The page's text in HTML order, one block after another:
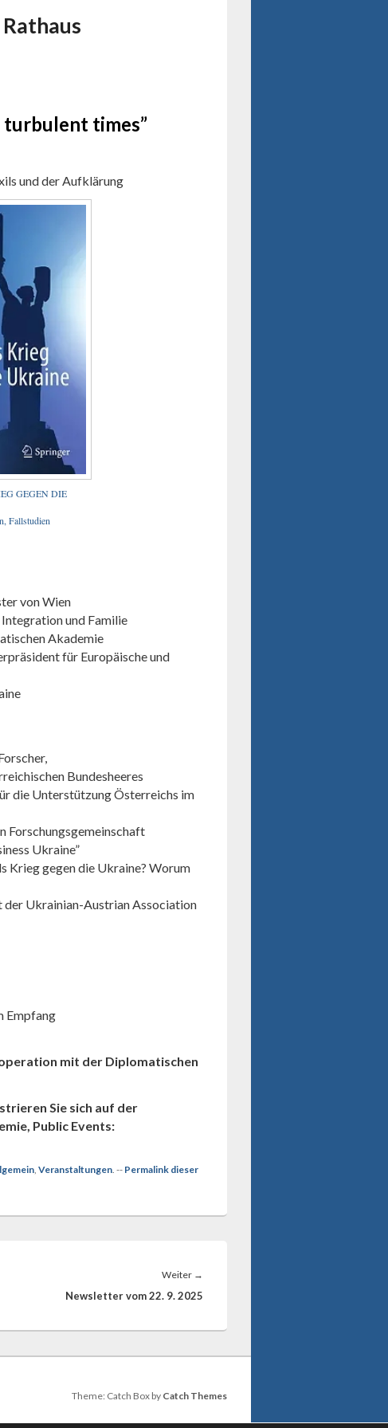
times”
und der Aufklärung
GEGEN DIE
Fallstudien
von Wien
und Familie
Akademie
für Europäische und
Bundesheeres
die Unterstützung Österreichs im
Forschungsgemeinschaft
Ukraine”
Krieg gegen die Ukraine? Worum
der Ukrainian-Austrian Association
Empfang
mit der Diplomatischen
Sie sich auf der
Public Events:
, Veranstaltungen. -- Permalink dieser
Weiter →
Newsletter vom 22. 9. 2025
Theme: Catch Box by Catch Themes